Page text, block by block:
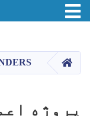
navigation
HOME